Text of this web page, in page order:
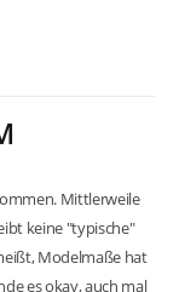
Mittlerweile
keine "typische"
Modelmaße hat
es okay, auch mal